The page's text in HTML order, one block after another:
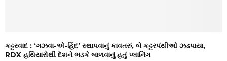
કટ્ટરવાદ : ‘ગઝવા-એ-હિંદ’ સ્થાપવાનું કાવતરું, બે કટ્ટરપંથીઓ ઝડપાયા,
RDX હથિયારોથી દેશને ભડકે બાળવાનું હતું પ્લાનિંગ